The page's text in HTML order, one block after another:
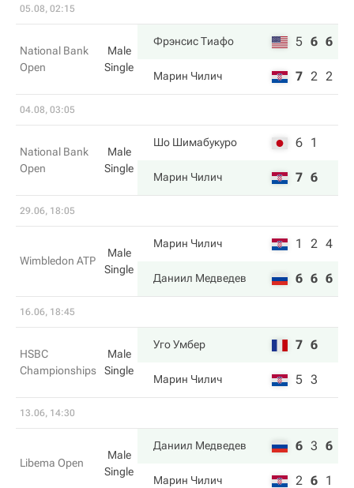
05.08, 02:15
National Bank
Open
Male
Single
Фрэнсис Тиафо 5 6 6
Марин Чилич 7 2 2
04.08, 03:05
National Bank
Open
Male
Single
Шо Шимабукуро 6 1
Марин Чилич 7 6
29.06, 18:05
Wimbledon ATP
Male
Single
Марин Чилич 1 2 4
Даниил Медведев 6 6 6
16.06, 18:45
HSBC
Championships
Male
Single
Уго Умбер 7 6
Марин Чилич 5 3
13.06, 14:30
Libema Open
Male
Single
Даниил Медведев 6 3 6
Марин Чилич 2 6 1